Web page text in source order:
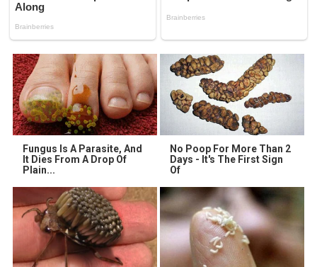
Fungus Is A Parasite, And
It Dies From A Drop Of
Plain...
No Poop For More Than 2
Days - It's The First Sign
Of